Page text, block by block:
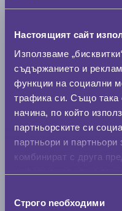
Настоящият сайт
Използваме
съдържанието и
функции на социални
трафика си. Също
начина, по който
партньорските си
партньори и
комбинират с друга
наСтрого nеобходими